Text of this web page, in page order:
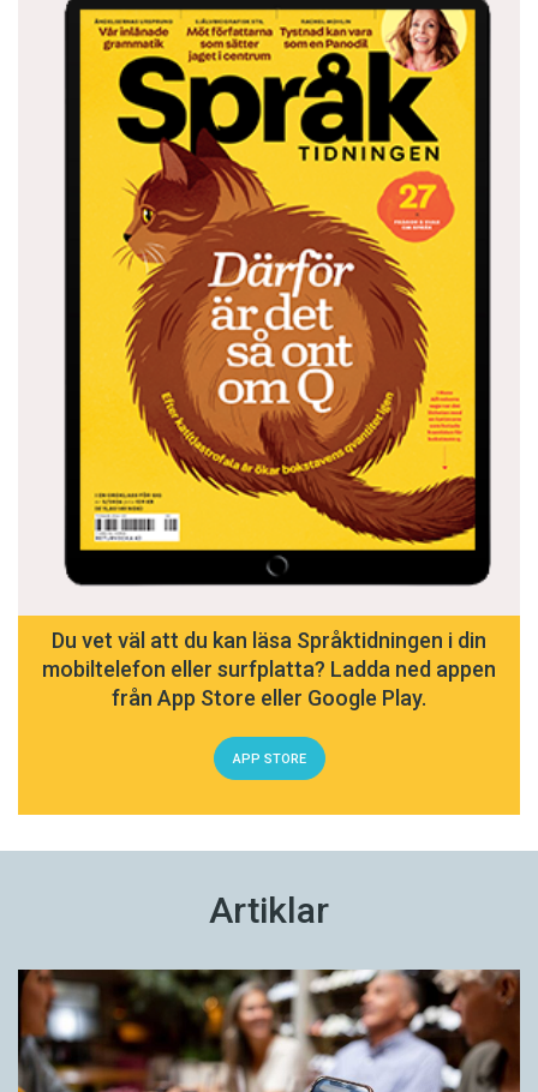
Du vet väl att du kan läsa Språktidningen i din
mobiltelefon eller surfplatta? Ladda ned appen
från App Store eller Google Play.
APP STORE
Artiklar